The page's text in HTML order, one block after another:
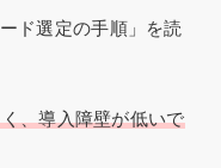
ド選定の手順」を読
、導入障壁が低いで